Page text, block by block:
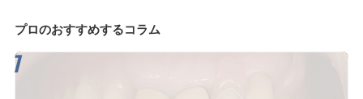
プロのおすすめするコラム